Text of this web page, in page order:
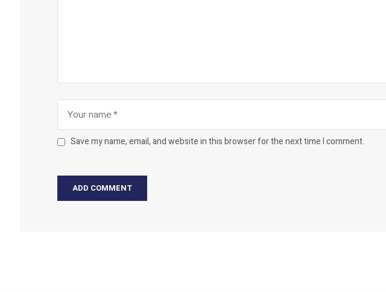
Save my name, email, and website in this browser for the next time I comment.